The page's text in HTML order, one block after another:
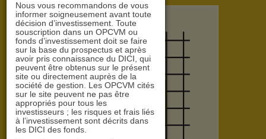
Nous vous recommandons de vous
informer soigneusement avant toute
décision d’investissement. Toute
souscription dans un OPCVM ou
fonds d’investissement doit se faire
sur la base du prospectus et après
avoir pris connaissance du DICI, qui
peuvent être obtenus sur le présent
site ou directement auprès de la
société de gestion. Les OPCVM cités
sur le site peuvent ne pas être
appropriés pour tous les
investisseurs ; les risques et frais liés
à l’investissement sont décrits dans
les DICI des fonds.